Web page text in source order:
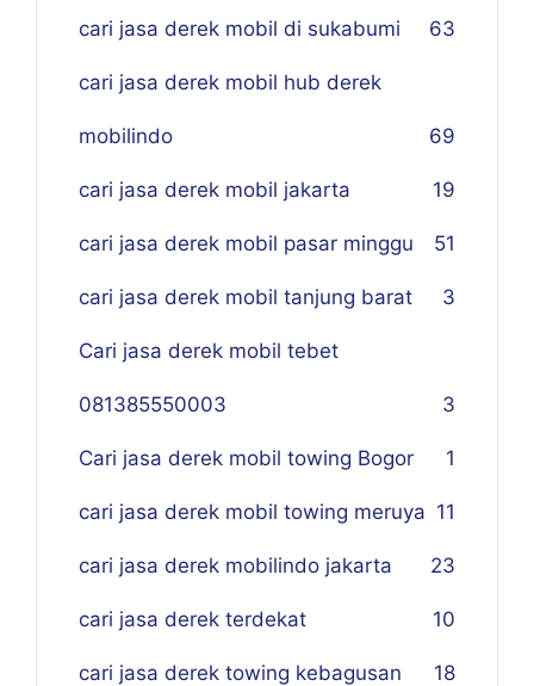
cari jasa derek mobil di sukabumi 63
cari jasa derek mobil hub derek
mobilindo 69
cari jasa derek mobil jakarta 19
cari jasa derek mobil pasar minggu 51
cari jasa derek mobil tanjung barat 3
Cari jasa derek mobil tebet
081385550003 3
Cari jasa derek mobil towing Bogor 1
cari jasa derek mobil towing meruya 11
cari jasa derek mobilindo jakarta 23
cari jasa derek terdekat 10
cari jasa derek towing kebagusan 18